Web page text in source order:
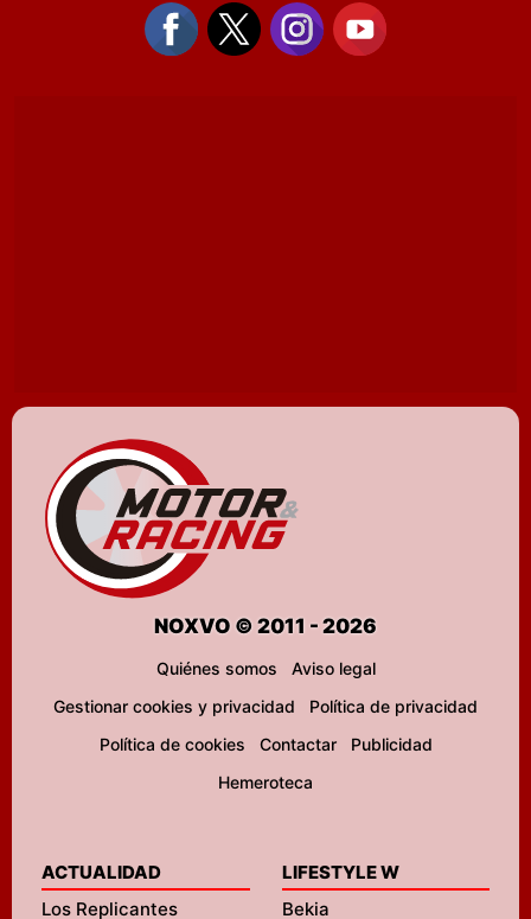
NOXVO © 2011 - 2026
Quiénes somos
Aviso legal
Gestionar cookies y privacidad
Política de privacidad
Política de cookies
Contactar
Publicidad
Hemeroteca
ACTUALIDAD
Los Replicantes
LIFESTYLE W
Bekia